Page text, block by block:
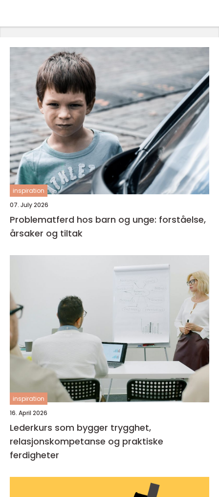
inspiration
07. July 2026
Problematferd hos barn og unge: forståelse,
årsaker og tiltak
inspiration
16. April 2026
Lederkurs som bygger trygghet,
relasjonskompetanse og praktiske
ferdigheter